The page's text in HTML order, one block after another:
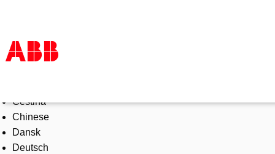
Products & Solutions
Industries
Services
About us
Čeština
Chinese
Dansk
Deutsch